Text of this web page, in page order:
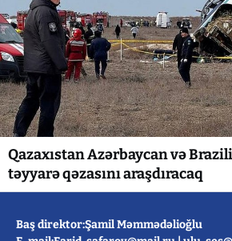
Qazaxıstan Azərbaycan və
təyyarə qəzasını araşdıracaq
Baş direktor:Şamil Məmmədəlioğlu